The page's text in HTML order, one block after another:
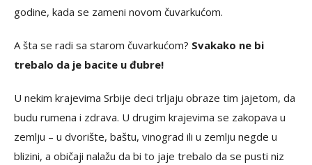
godine, kada se zameni novom čuvarkućom.
A šta se radi sa starom čuvarkućom? Svakako ne bi
trebalo da je bacite u đubre!
U nekim krajevima Srbije deci trljaju obraze tim jajetom, da
budu rumena i zdrava. U drugim krajevima se zakopava u
zemlju – u dvorište, baštu, vinograd ili u zemlju negde u
blizini, a običaji nalažu da bi to jaje trebalo da se pusti niz